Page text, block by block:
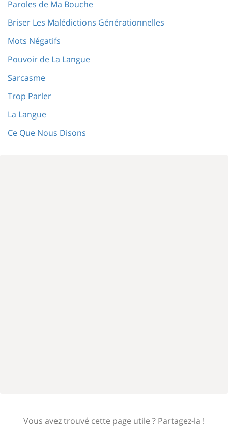
Paroles de Ma Bouche
Briser Les Malédictions Générationnelles
Mots Négatifs
Pouvoir de La Langue
Sarcasme
Trop Parler
La Langue
Ce Que Nous Disons
Vous avez trouvé cette page utile ? Partagez-la !